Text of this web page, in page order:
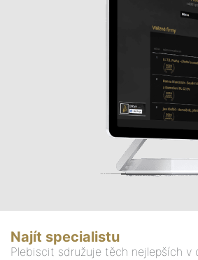
Najít specialistu
Plebiscit sdružuje těch nejlepších v